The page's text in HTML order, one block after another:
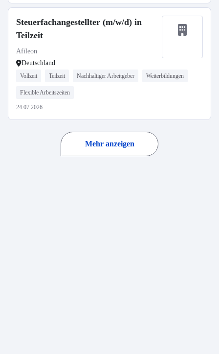
Steuerfachangestellter (m/w/d) in
Teilzeit
Afileon
Deutschland
Vollzeit Teilzeit Nachhaltiger Arbeitgeber Weiterbildungen
Flexible Arbeitszeiten
24.07.2026
Mehr anzeigen